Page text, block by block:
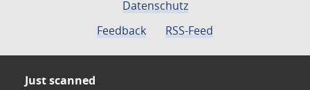
Datenschutz
Feedback
RSS-Feed
Just scanned